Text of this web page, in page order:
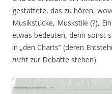
gestattete, das zu hören,
Musikstücke, Muskstile (?),
etwas bedeuten, denn sonst
in „den Charts“ (deren
nicht zur Debatte stehen).